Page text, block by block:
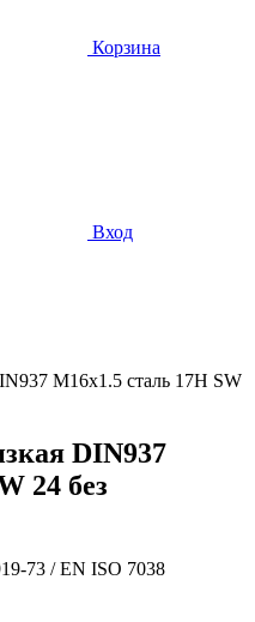
Корзина
Вход
М16х1.5 сталь 17H SW
DIN937
24 без
73 / EN ISO 7038